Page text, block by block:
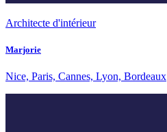
Architecte d'intérieur
Marjorie
Nice, Paris, Cannes, Lyon, Bordeaux